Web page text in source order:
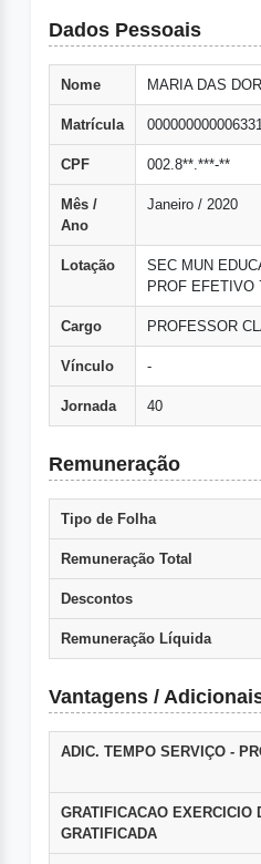
Dados Pessoais
Nome MARIA DAS
Matrícula
CPF 002.8**.***-**
Mês /
Ano
Janeiro / 2020
Lotação
SEC MUN
PROF EFETIVO
Cargo PROFESSOR
Vínculo -
Jornada 40
Remuneração
Tipo de Folha
Remuneração Total
Descontos
Remuneração Líquida
Vantagens /
ADIC. TEMPO SERVIÇO -
GRATIFICACAO EXERCICIO
GRATIFICADA